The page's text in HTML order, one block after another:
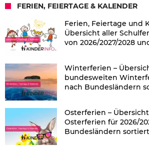
FERIEN, FEIERTAGE & KALENDER
Ferien, Feiertage und
Übersicht aller
von 2026/2027/2028
Winterferien –
bundesweiten
nach Bundesländern
Osterferien –
Osterferien für 2026/
Bundesländern sortiert